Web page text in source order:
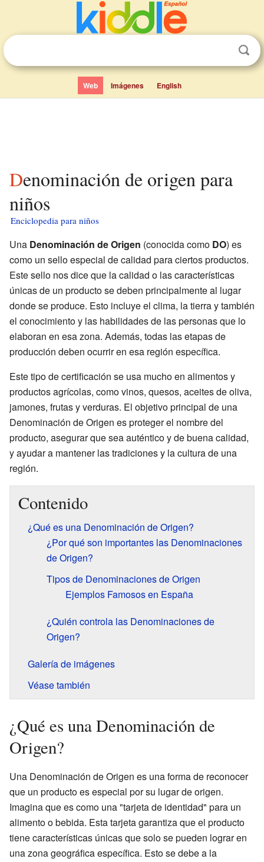
Web Imágenes English
Denominación de origen para
niños
Enciclopedia para niños
Una Denominación de Origen (conocida como DO) es
como un sello especial de calidad para ciertos productos.
Este sello nos dice que la calidad o las características
únicas de un producto se deben principalmente al lugar
donde se produce. Esto incluye el clima, la tierra y también
el conocimiento y las habilidades de las personas que lo
elaboran en esa zona. Además, todas las etapas de
producción deben ocurrir en esa región específica.
Este tipo de certificación se usa mucho en alimentos y
productos agrícolas, como vinos, quesos, aceites de oliva,
jamones, frutas y verduras. El objetivo principal de una
Denominación de Origen es proteger el nombre del
producto, asegurar que sea auténtico y de buena calidad,
y ayudar a mantener las tradiciones y la cultura de una
región.
Contenido
¿Qué es una Denominación de Origen?
¿Por qué son importantes las Denominaciones
de Origen?
Tipos de Denominaciones de Origen
Ejemplos Famosos en España
¿Quién controla las Denominaciones de
Origen?
Galería de imágenes
Véase también
¿Qué es una Denominación de
Origen?
Una Denominación de Origen es una forma de reconocer
que un producto es especial por su lugar de origen.
Imagina que es como una "tarjeta de identidad" para un
alimento o bebida. Esta tarjeta garantiza que el producto
tiene características únicas que solo se pueden lograr en
una zona geográfica específica. Esto se debe a la